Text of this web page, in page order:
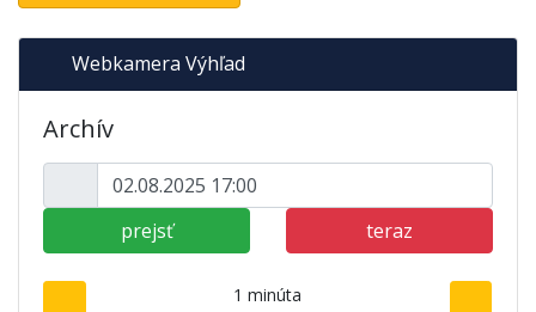
Webkamera Výhľad
Archív
prejsť teraz
1 minúta